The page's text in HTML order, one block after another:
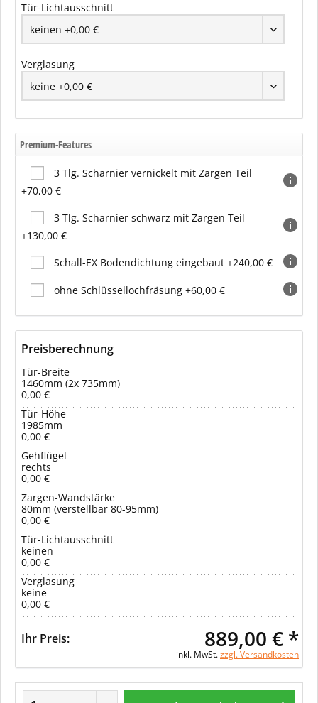
Tür-Lichtausschnitt
Verglasung
Premium-Features
3 Tlg. Scharnier vernickelt mit Zargen Teil
+70,00 €
3 Tlg. Scharnier schwarz mit Zargen Teil
+130,00 €
Schall-EX Bodendichtung eingebaut +240,00 €
ohne Schlüssellochfräsung +60,00 €
Preisberechnung
Tür-Breite
1460mm (2x 735mm)
0,00 €
Tür-Höhe
1985mm
0,00 €
Gehflügel
rechts
0,00 €
Zargen-Wandstärke
80mm (verstellbar 80-95mm)
0,00 €
Tür-Lichtausschnitt
keinen
0,00 €
Verglasung
keine
0,00 €
Ihr Preis: 889,00 € *
inkl. MwSt.zzgl. Versandkosten